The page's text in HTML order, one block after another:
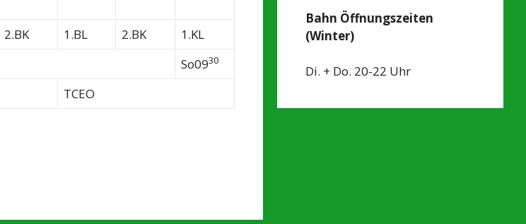
2.BK 1.BL 2.BK
1.KL
So0930
TCEO
Bahn Öffnungszeiten
(Winter)
Di. + Do. 20-22 Uhr